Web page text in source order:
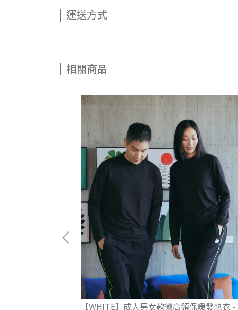
運送方式
相關商品
【WHITE】成人男女款微高領保暖發熱衣 -